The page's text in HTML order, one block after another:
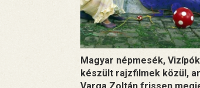
Magyar népmesék,
készült rajzfilmek közül,